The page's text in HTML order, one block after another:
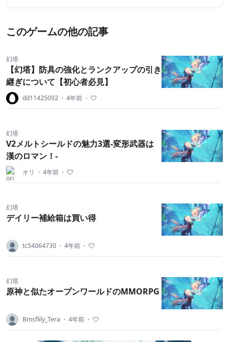
このゲームの他の記事
幻塔
【幻塔】防具の強化とランクアップの引き
継ぎについて【初心者必見】
dd11425092 ・ 4年前 ・
幻塔
V2メルトシールドの魅力3選-変形武器は
漢のロマン！-
オリ ・ 4年前 ・
幻塔
デイリー補給箱は買い得
tc54064730 ・ 4年前 ・
幻塔
原神と似たオープンワールドのMMORPG
Bmsflily_Tera ・ 4年前 ・